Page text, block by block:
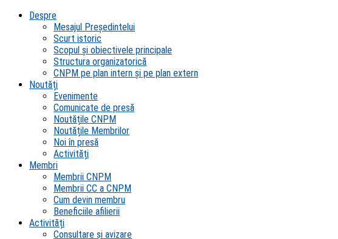
Despre
Mesajul Președintelui
Scurt istoric
Scopul şi obiectivele principale
Structura organizatorică
CNPM pe plan intern şi pe plan extern
Noutăți
Evenimente
Comunicate de presă
Noutățile CNPM
Noutățile Membrilor
Noi în presă
Activități
Membri
Membrii CNPM
Membrii CC a CNPM
Cum devin membru
Beneficiile afilierii
Activități
Consultare și avizare